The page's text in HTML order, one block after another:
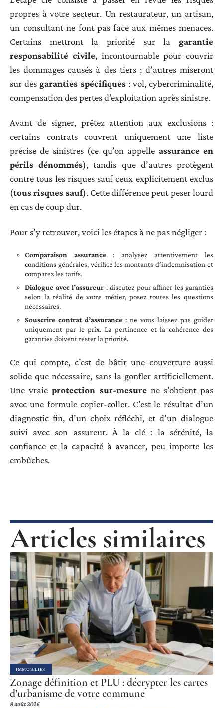
propres à votre secteur. Un restaurateur, un artisan,
un consultant ne font pas face aux mêmes menaces.
Certains mettront la priorité sur la garantie
responsabilité civile, incontournable pour couvrir
les dommages causés à des tiers ; d’autres miseront
sur desgaranties spécifiques: vol, cybercriminalité,
compensation des pertes d’exploitation après sinistre.
Avant de signer, prêtez attention aux exclusions :
certains contrats couvrent uniquement une liste
précise de sinistres (ce qu’on appelle assurance en
périls dénommés), tandis que d’autres protègent
contre tous les risques sauf ceux explicitement exclus
(tous risques sauf). Cette différence peut peser lourd
en cas de coup dur.
Pour s’y retrouver, voici les étapes à ne pas négliger :
Comparaison assurance : analysez attentivement les
conditions générales, vérifiez les montants d’indemnisation et
comparez les tarifs.
Dialogue avec l’assureur : discutez pour affiner les garanties
selon la réalité de votre métier, posez toutes les questions
nécessaires.
Souscrire contrat d’assurance : ne vous laissez pas guider
uniquement par le prix. La pertinence et la cohérence des
garanties doivent rester la priorité.
Ce qui compte, c’est de bâtir une couverture aussi
solide que nécessaire, sans la gonfler artificiellement.
Une vraieprotection sur-mesurene s’obtient pas
avec une formule copier-coller. C’est le résultat d’un
diagnostic fin, d’un choix réfléchi, et d’un dialogue
suivi avec son assureur. À la clé : la sérénité, la
confiance et la capacité à avancer, peu importe les
embûches.
Articles similaires
IMMOBILIER
Zonage définition et PLU : décrypter les cartes
d’urbanisme de votre commune
8 août 2026